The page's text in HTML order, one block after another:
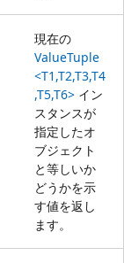
現在の
ValueTuple
<T1,T2,T3,T4
,T5,T6> イン
スタンスが
指定したオ
ブジェクト
と等しいか
どうかを示
す値を返し
ます。